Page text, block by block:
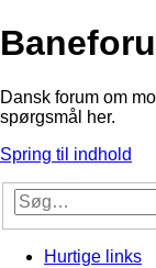
Dansk forum om
spørgsmål her.
Spring til indhold
Hurtige links